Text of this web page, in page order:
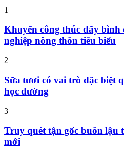
1
Khuyến công thúc đẩy bình
nghiệp nông thôn tiêu biểu
2
Sữa tươi có vai trò đặc biệt
học đường
3
Truy quét tận gốc buôn lậu
mới